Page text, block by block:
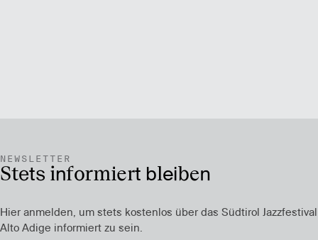
NEWSLETTER
Stets informiert bleiben
Hier anmelden, um stets kostenlos über das Südtirol Jazzfestival
Alto Adige informiert zu sein.